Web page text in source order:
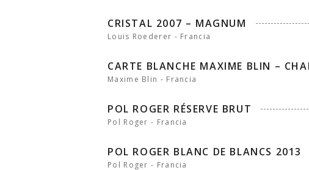
CRISTAL 2007 – MAGNUM
Louis Roederer - Francia
CARTE BLANCHE MAXIME BLIN –
Maxime Blin - Francia
POL ROGER RÉSERVE BRUT
Pol Roger - Francia
POL ROGER BLANC DE BLANCS 2013
Pol Roger - Francia